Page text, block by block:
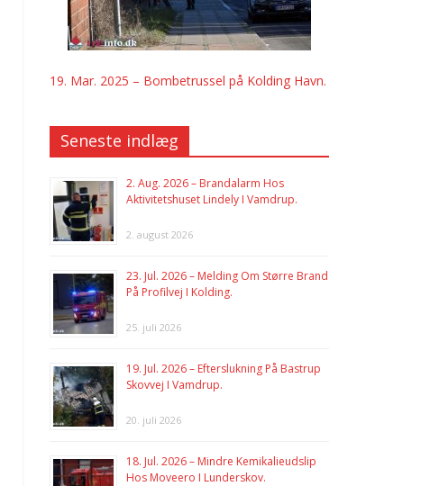
19. Mar. 2025 – Bombetrussel på Kolding Havn.
Seneste indlæg
2. Aug. 2026 – Brandalarm Hos
Aktivitetshuset Lindely I Vamdrup.
2. august 2026
23. Jul. 2026 – Melding Om Større Brand
På Profilvej I Kolding.
25. juli 2026
19. Jul. 2026 – Efterslukning På Bastrup
Skovvej I Vamdrup.
20. juli 2026
18. Jul. 2026 – Mindre Kemikalieudslip
Hos Moveero I Lunderskov.